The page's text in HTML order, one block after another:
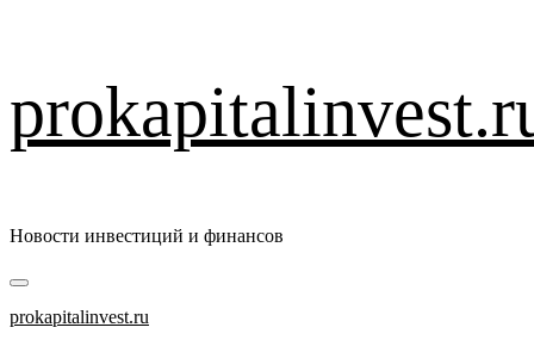
к
содержимому
Новости инвестиций и финансов
Основное
меню
prokapitalinvest.ru